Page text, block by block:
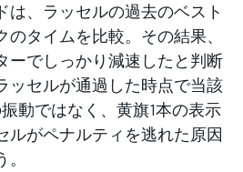
、ラッセルの過去のベスト
タイムを比較。その結果、
ーでしっかり減速したと判断
ッセルが通過した時点で当該
動ではなく、黄旗1本の表示
ルがペナルティを逃れた原因